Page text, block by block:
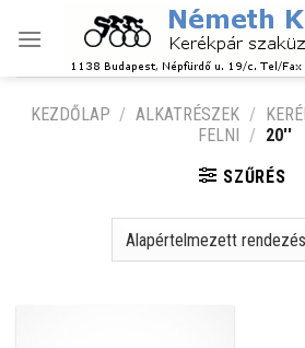
KEZDŐLAP / ALKATRÉSZEK /
FELNI / 20''
SZŰRÉS